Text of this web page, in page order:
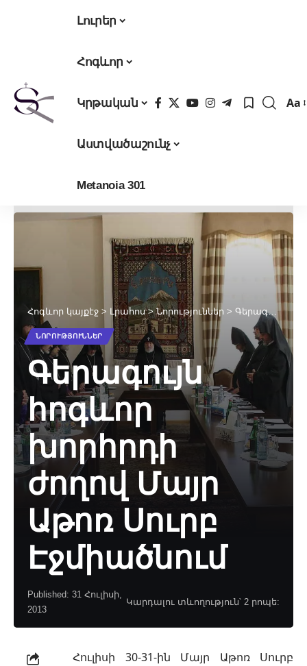
Լուրեր
Հոգևոր
Կրթական
Աստվածաշունչ
Metanoia 301
Aa
Հոգևոր կայքէջ > Լրահոս>Նորություններ > Գերագույն հոգևոր խորհրդի ժողով Մայր Աթոռ Սուրբ Էջմիածնում
ՆՈՐՈՒԹՅՈՒՆՆԵՐ
Գերագույն
հոգևոր
խորհրդի
ժողով Մայր
Աթոռ Սուրբ
Էջմիածնում
Published: 31 Հուլիսի,
2013
Կարդալու տևողություն՝ 2 րոպե:
Հուլիսի 30-31-ին Մայր Աթոռ Սուրբ